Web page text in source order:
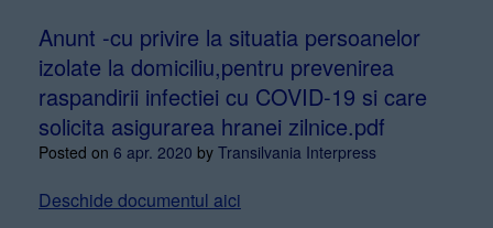
Anunt -cu privire la situatia persoanelor
izolate la domiciliu,pentru prevenirea
raspandirii infectiei cu COVID-19 si care
solicita asigurarea hranei zilnice.pdf
Posted on 6 apr. 2020 by Transilvania Interpress
Deschide documentul aici